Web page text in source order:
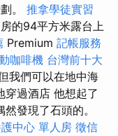
。 推拿學徒實習
的94平方米露台上
Premium 記帳服務
咖啡機 台灣前十大
我們可以在地中海
穿過酒店 他想起了
發現了石頭的。
中心 單人房 徵信